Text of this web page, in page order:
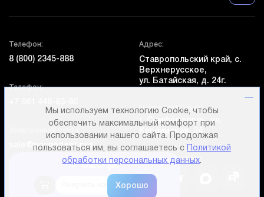
1 020 р.
Получить консультацию
Телефон:
8 (800) 2345-888
Телефон:
sale@novgodent.pro
Адрес:
Ставропольский край, с.
Верхнерусское,
ул. Батайская, д. 24г.
Novgodent Крым:
г. Симферополь, ул.
Караимская, 24
Социальные сети:
Мы используем технологию Cookie, чтобы
обеспечить максимальный комфорт при
использовании нашего сайта. Продолжая
пользоваться им, вы соглашаетесь с
Политикой
обработки персональных данных.